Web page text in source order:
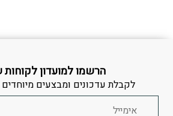
הרשמו למועדון לקוחות
לקבלת עדכונים ומבצעים מיוחדים